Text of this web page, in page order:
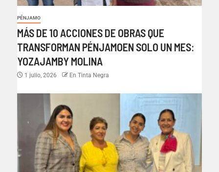
PÉNJAMO
MÁS DE 10 ACCIONES DE OBRAS QUE
TRANSFORMAN PÉNJAMOEN SOLO UN MES:
YOZAJAMBY MOLINA
1 julio, 2026 En Tinta Negra